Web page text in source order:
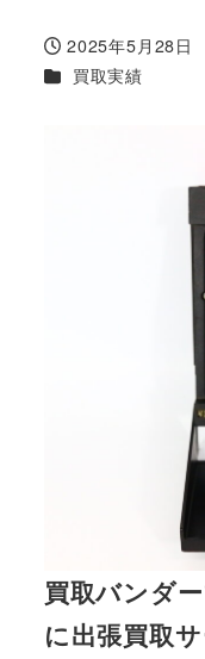
投稿日
2025年5月28日
カテゴリー
買取実績
買取バンダ
に出張買取